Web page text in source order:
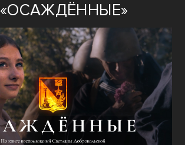
«ОСАЖДЁННЫЕ»